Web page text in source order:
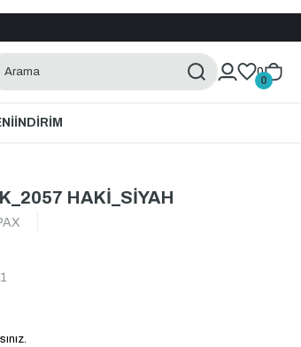
0
0
İNDİRİM
HAKİ_SİYAH